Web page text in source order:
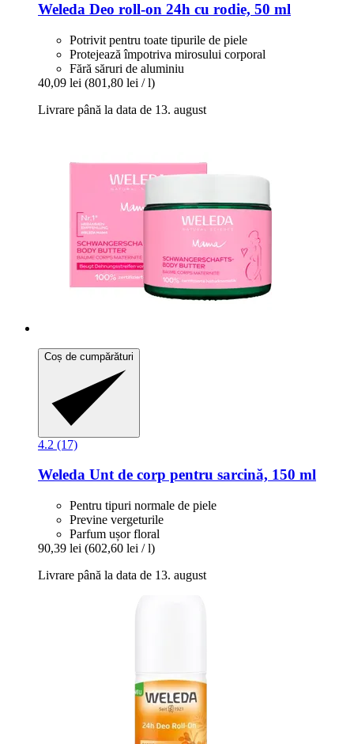
Weleda Deo roll-​on 24h cu rodie, 50 ml
Potrivit pentru toate tipurile de piele
Protejează împotriva mirosului corporal
Fără săruri de aluminiu
40,09 lei (801,80 lei / l)
Livrare până la data de 13. august
Coș de cumpărături
4.2 (17)
Weleda Unt de corp pentru sarcină, 150 ml
Pentru tipuri normale de piele
Previne vergeturile
Parfum ușor floral
90,39 lei (602,60 lei / l)
Livrare până la data de 13. august